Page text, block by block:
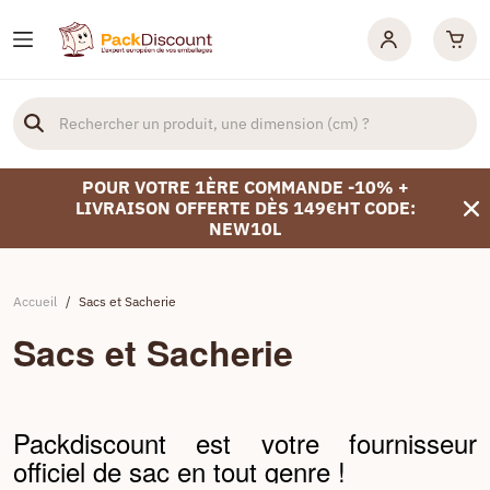
POUR VOTRE 1ÈRE COMMANDE -10% +
LIVRAISON OFFERTE DÈS 149€HT CODE:
NEW10L
Accueil / Sacs et Sacherie
Sacs et Sacherie
Packdiscount est votre fournisseur
officiel de sac en tout genre !